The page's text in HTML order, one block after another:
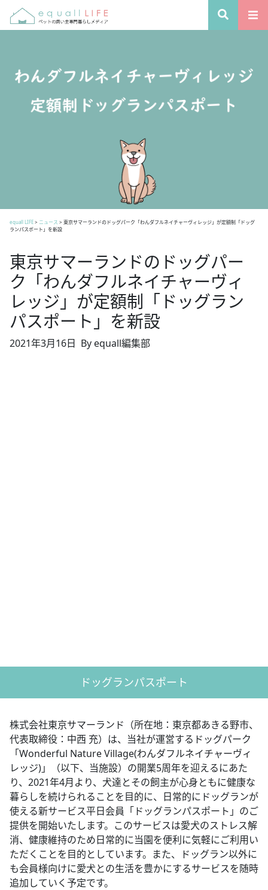
equall LIFE> ニュース > 東京サマーランドのドッグパーク「わんダフルネイチャーヴィレッジ」が定額制「ドッグ
ランパスポート」を新設
東京サマーランドのドッグパー
ク「わんダフルネイチャーヴィ
レッジ」が定額制「ドッグラン
パスポート」を新設
2021年3月16日 By equall編集部
ドッグランパスポート
株式会社東京サマーランド（所在地：東京都あきる野市、
代表取締役：中西 充）は、当社が運営するドッグパーク
「Wonderful Nature Village(わんダフルネイチャーヴィ
レッジ)」（以下、当施設）の開業5周年を迎えるにあた
り、2021年4月より、犬達とその飼主が心身ともに健康な
暮らしを続けられることを目的に、日常的にドッグランが
使える新サービス平日会員「ドッグランパスポート」のご
提供を開始いたします。このサービスは愛犬のストレス解
消、健康維持のため日常的に当園を便利に気軽にご利用い
ただくことを目的としています。また、ドッグラン以外に
も会員様向けに愛犬との生活を豊かにするサービスを随時
追加していく予定です。